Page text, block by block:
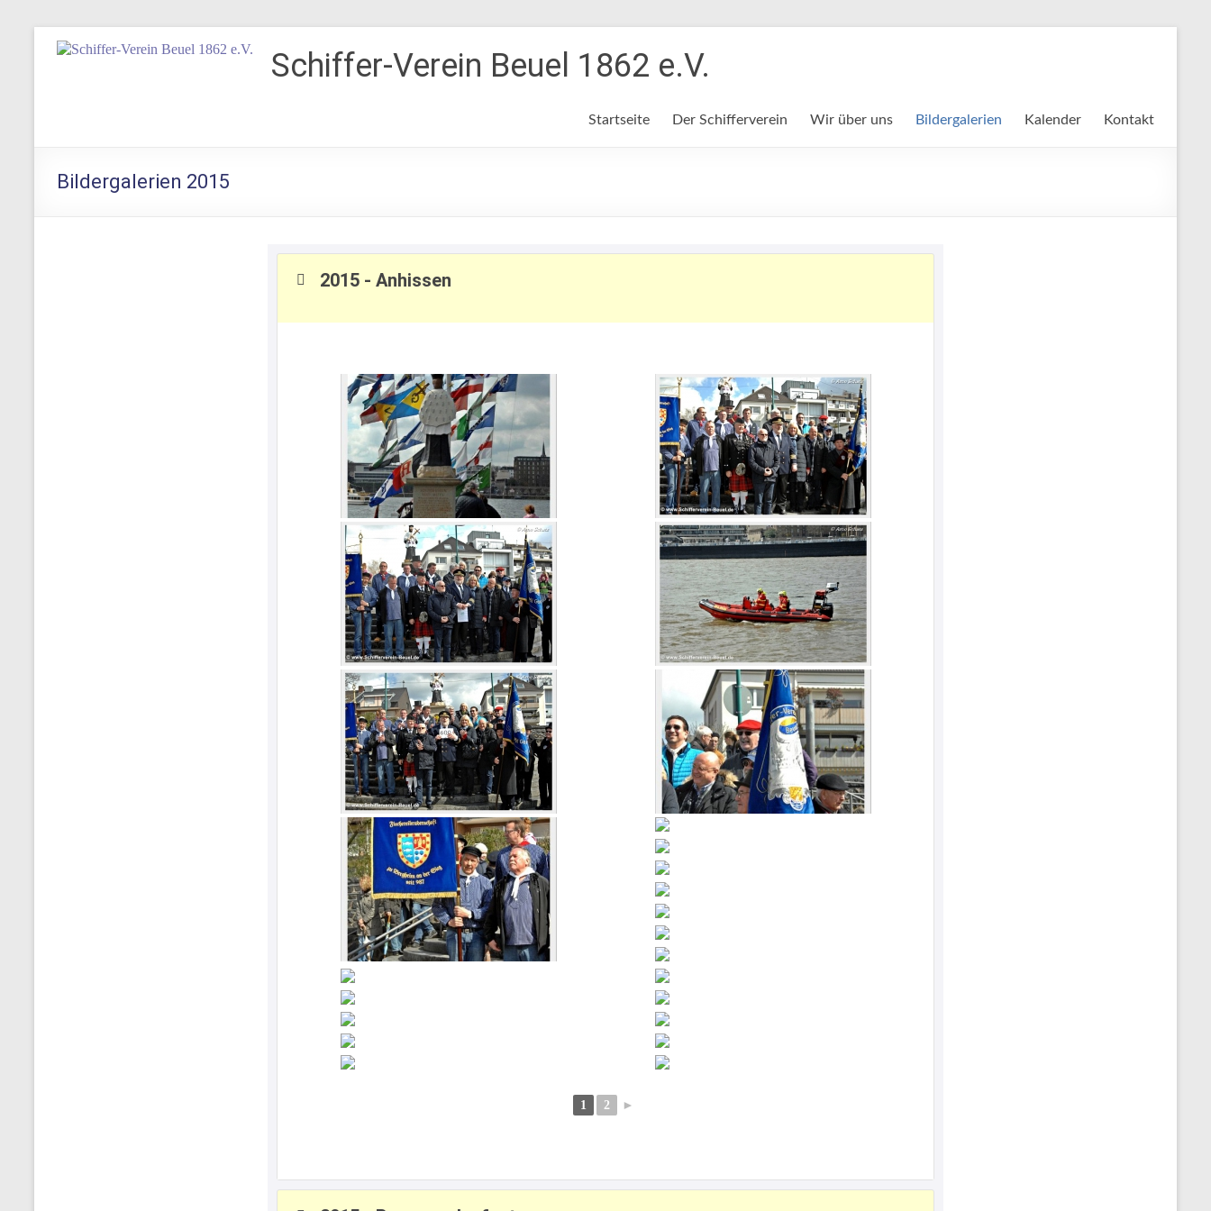
Inhalt
Schiffer-Verein Beuel 1862 e.V.
Startseite Der Schifferverein Wir über uns Bildergalerien Kalender Kontakt
Bildergalerien 2015
2015 - Anhissen
1 2 ►